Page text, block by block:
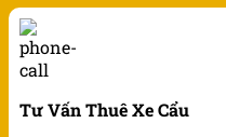
Tư Vấn Thuê Xe Cẩu